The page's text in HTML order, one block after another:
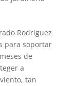
Rodríguez
para soportar
de
a
tan